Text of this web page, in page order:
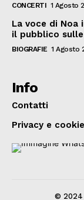
CONCERTI 1 Agosto
La voce di Noa
il pubblico sulle
BIOGRAFIE 1 Agosto
Info
Contatti
Privacy e
© 2024